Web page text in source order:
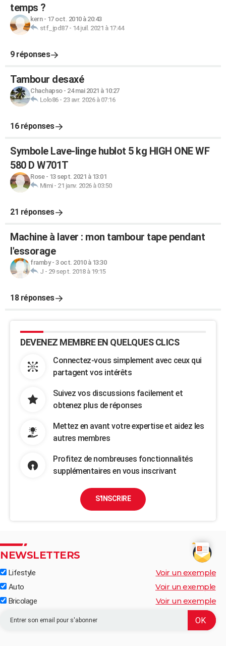
temps ?
kern- 17 oct. 2010 à 20:43
stf_jpd87- 14 juil. 2021 à 17:44
9 réponses
Tambour desaxé
Chachapso- 24 mai 2021 à 10:27
Lolo86- 23 avr. 2026 à 07:16
16 réponses
Symbole Lave-linge hublot 5 kg HIGH ONE WF
580 D W701T
Rose- 13 sept. 2021 à 13:01
Mimi- 21 janv. 2026 à 03:50
21 réponses
Machine à laver : mon tambour tape pendant
l'essorage
framby- 3 oct. 2010 à 13:30
J - 29 sept. 2018 à 19:15
18 réponses
DEVENEZ MEMBRE EN QUELQUES CLICS
Connectez-vous simplement avec ceux qui
partagent vos intérêts
Suivez vos discussions facilement et
obtenez plus de réponses
Mettez en avant votre expertise et aidez les
autres membres
Profitez de nombreuses fonctionnalités
supplémentaires en vous inscrivant
S'INSCRIRE
NEWSLETTERS
Lifestyle Voir un exemple
Auto Voir un exemple
Bricolage Voir un exemple